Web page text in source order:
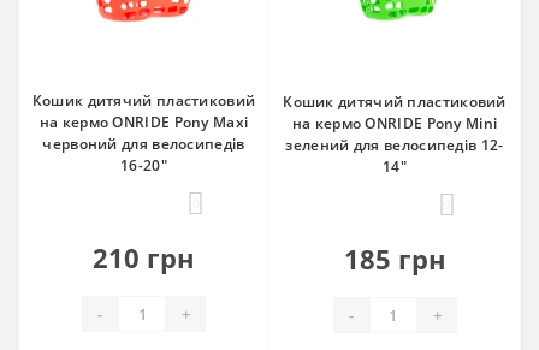
Кошик дитячий пластиковий
на кермо ONRIDE Pony Maxi
червоний для велосипедів
16-20"
210 грн
- +
Кошик дитячий пластиковий
на кермо ONRIDE Pony Mini
зелений для велосипедів 12-
14"
185 грн
- +